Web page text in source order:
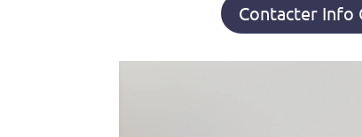
Contacter Info